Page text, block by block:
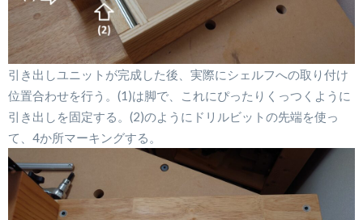
引き出しユニットが完成した後、実際にシェルフへの取り付け
位置合わせを行う。(1)は脚で、これにぴったりくっつくように
引き出しを固定する。(2)のようにドリルビットの先端を使っ
て、4か所マーキングする。